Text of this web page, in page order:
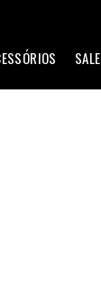
SALE